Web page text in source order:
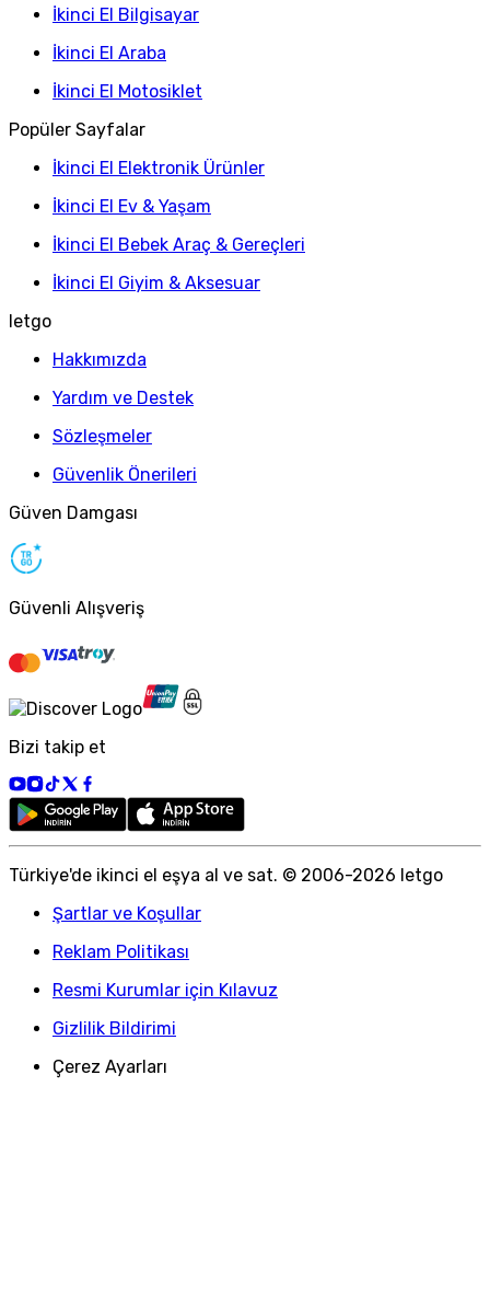
İkinci El Bilgisayar
İkinci El Araba
İkinci El Motosiklet
Popüler Sayfalar
İkinci El Elektronik Ürünler
İkinci El Ev & Yaşam
İkinci El Bebek Araç & Gereçleri
İkinci El Giyim & Aksesuar
letgo
Hakkımızda
Yardım ve Destek
Sözleşmeler
Güvenlik Önerileri
Güven Damgası
Güvenli Alışveriş
Bizi takip et
Türkiye'de ikinci el eşya al ve sat. © 2006-2026 letgo
Şartlar ve Koşullar
Reklam Politikası
Resmi Kurumlar için Kılavuz
Gizlilik Bildirimi
Çerez Ayarları